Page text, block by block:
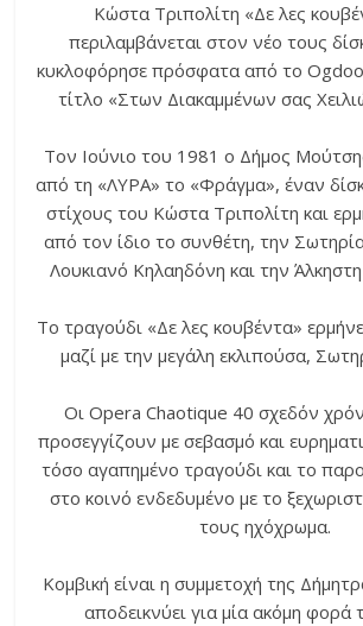
Κώστα Τριπολίτη «Δε λες
περιλαμβάνεται στον νέο τους
κυκλοφόρησε πρόσφατα από το
τίτλο «Στων Διακαμμένων σας
Τον Ιούνιο του 1981 ο Δήμος
από τη «ΛΥΡΑ» το «Φράγμα», έναν
στίχους του Κώστα Τριπολίτη και
από τον ίδιο το συνθέτη, την
Λουκιανό Κηλαηδόνη και την
Το τραγούδι «Δε λες κουβέντα»
μαζί με την μεγάλη εκλιπούσα,
Oι Opera Chaotique 40 σχεδόν
προσεγγίζουν με σεβασμό και
τόσο αγαπημένο τραγούδι και το
στο κοινό ενδεδυμένο με το
τους ηχόχρωμα.
Κομβική είναι η συμμετοχή της
αποδεικνύει για μία ακόμη φορά